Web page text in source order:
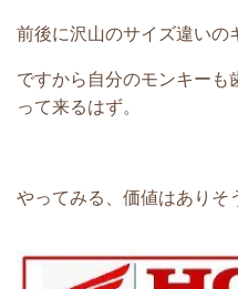
前後に沢山のサイズ違いの
ですから自分のモンキーも
って来るはず。
やってみる、価値はありそ